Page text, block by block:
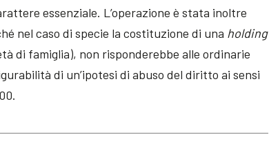
essenziale. L’operazione è stata inoltre
nel caso di specie la costituzione di una holding
di famiglia), non risponderebbe alle ordinarie
di un’ipotesi di abuso del diritto ai sensi